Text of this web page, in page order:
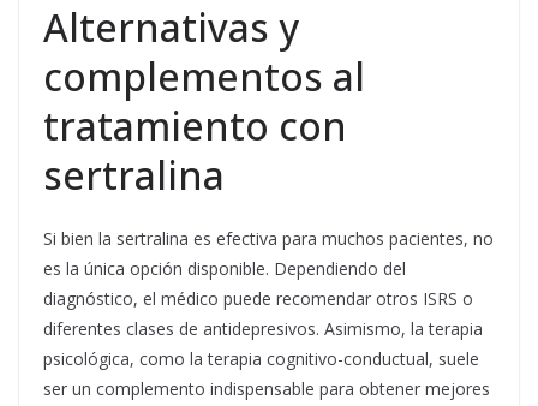
Alternativas y
complementos al
tratamiento con
sertralina
Si bien la sertralina es efectiva para muchos pacientes, no
es la única opción disponible. Dependiendo del
diagnóstico, el médico puede recomendar otros ISRS o
diferentes clases de antidepresivos. Asimismo, la terapia
psicológica, como la terapia cognitivo-conductual, suele
ser un complemento indispensable para obtener mejores